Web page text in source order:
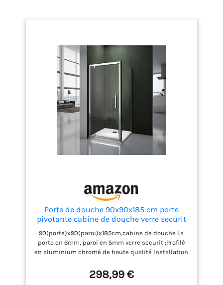
Porte de douche 90x90x185 cm porte
pivotante cabine de douche verre securit
90(porte)x90(paroi)x185cm,cabine de douche La
porte en 6mm, paroi en 5mm verre securit ;Profilé
en aluminium chromé de haute qualité Installation
magnétique et les joint en plastique Extensible:
voir à l'image
298,99 €